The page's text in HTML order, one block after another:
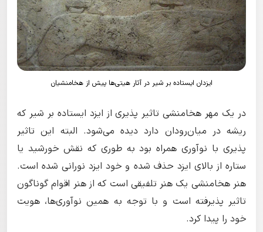
ایزدان ایستاده بر شیر در آثار هیتی‌ها پیش از هخامنشیان
در یک مهر هخامنشی تاثیر پذیری از ایزد ایستاده بر شیر که
ریشه در میان‌رودان دارد دیده می‌شود. البته این تاثیر
پذیری با نوآوری همراه بود به طوری که نقش خورشید یا
ستاره از بالای ایزد حذف شده و خود ایزد نورانی شده است.
هنر هخامنشی یک هنر تلفیقی است که از هنر اقوام گوناگون
تاثیر پذیرفته است و با توجه به همین نوآوری‌ها، هویت
خود را پیدا کرد.